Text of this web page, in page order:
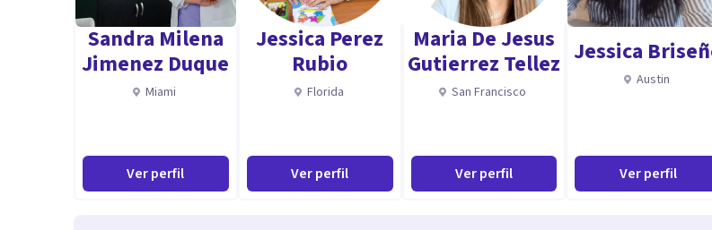
clínica y la experticia necesaria para acompañar procesos complejos como modelos trasndiagnósticos
necesarios para enfermedades duales. Ya que por lo general los profesionales suelen especializarce en
en particular.
Sandra Milena
Jimenez Duque
Miami
Ver perfil
Jessica Perez
Rubio
Florida
Ver perfil
Maria De Jesus
Gutierrez Tellez
San Francisco
Ver perfil
Jessica
Austin
Ver perfil